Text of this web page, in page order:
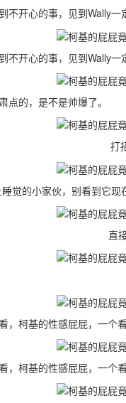
不开心的事，见到Wally一
不开心的事，见到Wally一
点的，是不是帅爆了。
打招
觉的小家伙，别看到它
直接
，柯基的性感屁屁，一个
，柯基的性感屁屁，一个